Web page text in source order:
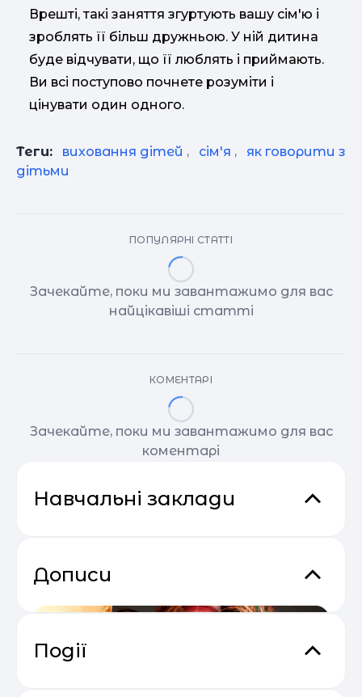
Врешті, такі заняття згуртують вашу сім'ю і
зроблять її більш дружньою. У ній дитина
буде відчувати, що її люблять і приймають.
Ви всі поступово почнете розуміти і
цінувати один одного.
Теги: виховання дітей , сім'я ,
як говорити з
дітьми
ПОПУЛЯРНІ СТАТТІ
Зачекайте, поки ми завантажимо для вас
найцікавіші статті
КОМЕНТАРІ
Зачекайте, поки ми завантажимо для вас
коментарі
Навчальні заклади
Дописи
Події